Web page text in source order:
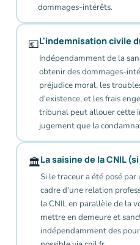
dommages-intérêts.
💶L'indemnisation civile
Indépendamment de la
obtenir des dommages-
préjudice moral, les
d'existence, et les frais
tribunal peut allouer cette
jugement que la
🏛️La saisine de la CNIL
Si le traceur a été posé
cadre d'une relation
la CNIL en parallèle de la
mettre en demeure et
indépendamment des